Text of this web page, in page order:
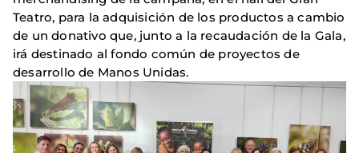
Teatro, para la adquisición de los productos a cambio
de un donativo que, junto a la recaudación de la Gala,
irá destinado al fondo común de proyectos de
desarrollo de Manos Unidas.